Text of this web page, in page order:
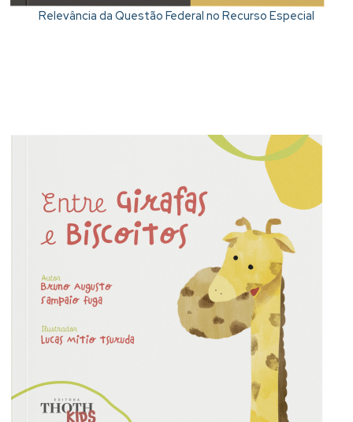
Relevância da Questão Federal no Recurso Especial